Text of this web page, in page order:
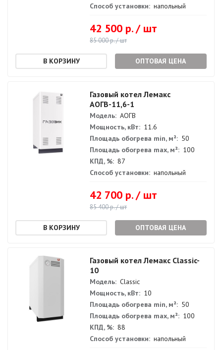
Способ установки: напольный
42 500 р. / шт
85 000 р. / шт
ОПТОВАЯ ЦЕНА
Газовый котел Лемакс
АОГВ-11,6-1
Модель: АОГВ
Мощность, кВт: 11.6
Площадь обогрева min, м²: 50
Площадь обогрева max, м²: 100
КПД, %: 87
Способ установки: напольный
42 700 р. / шт
85 400 р. / шт
ОПТОВАЯ ЦЕНА
Газовый котел Лемакс Classic-
10
Модель: Classic
Мощность, кВт: 10
Площадь обогрева min, м²: 50
Площадь обогрева max, м²: 100
КПД, %: 88
Способ установки: напольный